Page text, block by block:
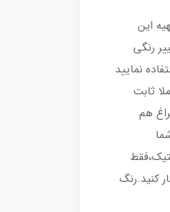
این
رنگی
نمایید
ثابت
هم
کنید.رنگ